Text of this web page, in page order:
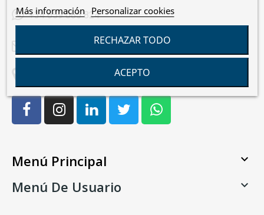
+34 659 085 824
comercial@electroelite.es
C/Laguna de Cameros, 7 28021 Madrid
Menú Principal 
Menú De Usuario 
Más información Personalizar cookies
RECHAZAR TODO
ACEPTO